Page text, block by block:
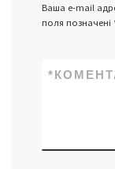
Ваша e-mail
поля позначені
*